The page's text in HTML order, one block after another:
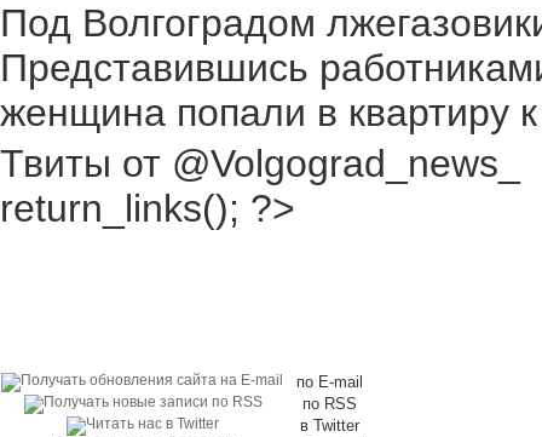
Под Волгоградом
Представившись
женщина попали в квартиру
Твиты от @Volgograd_news_
return_links(); ?>
по E-mail
по RSS
в Twitter